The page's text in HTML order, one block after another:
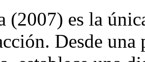
(2007) es la
Desde